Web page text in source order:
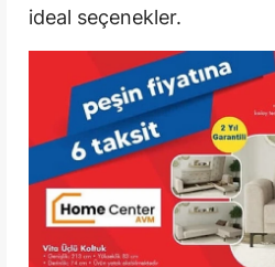
ideal seçenekler.